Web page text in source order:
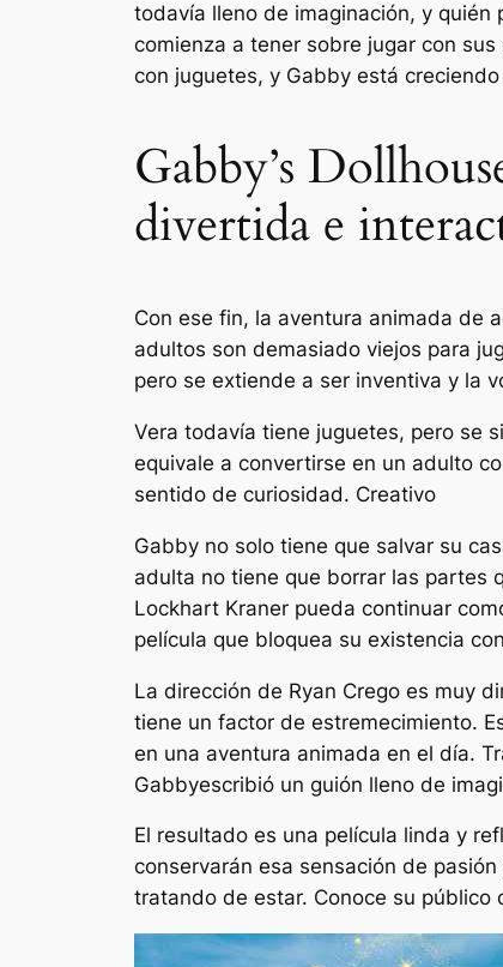
todavía lleno de imaginación, y
comienza a tener sobre jugar con
con juguetes, y Gabby está
Gabby’s
divertida e
Con ese fin, la aventura animada de
adultos son demasiado viejos para
pero se extiende a ser inventiva y la
Vera todavía tiene juguetes, pero se
equivale a convertirse en un adulto
sentido de curiosidad. Creativo
Gabby no solo tiene que salvar su
adulta no tiene que borrar las partes
Lockhart Kraner pueda continuar
película que bloquea su existencia
La dirección de Ryan Crego es muy
tiene un factor de estremecimiento.
en una aventura animada en el día.
Gabbyescribió un guión lleno de
El resultado es una película linda y
conservarán esa sensación de
tratando de estar. Conoce su